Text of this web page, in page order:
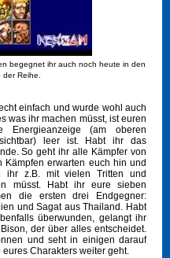
begegnet ihr auch noch heute in den
der Reihe.
einfach und wurde wohl auch
was ihr machen müsst, ist euren
(am oberen
leer ist. Habt ihr das
So geht ihr alle Kämpfer von
Kämpfen erwarten euch hin und
ihr z.B. mit vielen Tritten und
müsst. Habt ihr eure sieben
die ersten drei Endgegner:
und Sagat aus Thailand. Habt
überwunden, gelangt ihr
der über alles entscheidet.
und seht in einigen darauf
Charakters weiter geht.